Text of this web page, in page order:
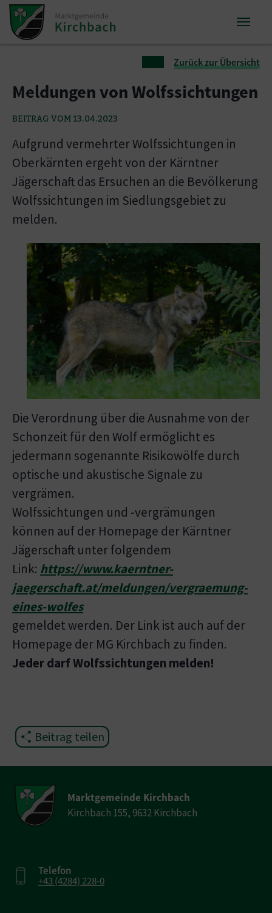
Zum Inhalt springen
Zum Seitenende springen
Zurück zur Übersicht
Meldungen von Wolfssichtungen
BEITRAG VOM 13.04.2023
Aufgrund vermehrter Wolfssichtungen in
Oberkärnten ergeht von der Kärntner
Jägerschaft das Ersuchen an die Bevölkerung
Wolfssichtungen im Siedlungsgebiet zu
melden.
Die Verordnung über die Ausnahme von der
Schonzeit für den Wolf ermöglicht es
jedermann sogenannte Risikowölfe durch
optische und akustische Signale zu
vergrämen.
Wolfssichtungen und -vergrämungen
können auf der Homepage der Kärntner
Jägerschaft unter folgendem
Link: https://www.kaerntner-
jaegerschaft.at/meldungen/vergraemung-
eines-wolfes
gemeldet werden. Der Link ist auch auf der
Homepage der MG Kirchbach zu finden.
Jeder darf Wolfssichtungen melden!
Beitrag teilen
Marktgemeinde Kirchbach
Kirchbach 155, 9632 Kirchbach
Telefon
+43 (4284) 228-0